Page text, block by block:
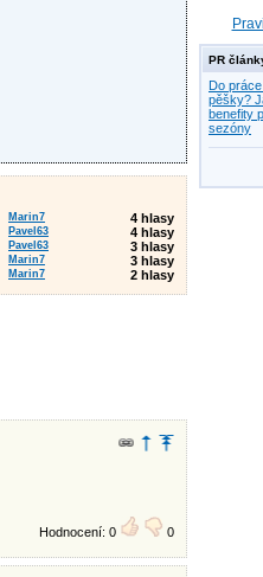
Marin7
4 hlasy
Pavel63
4 hlasy
Pavel63
3 hlasy
Marin7
3 hlasy
Marin7 2 hlasy
Hodnocení: 0 0
PR
Do
pěšky?
benefity
sezóny